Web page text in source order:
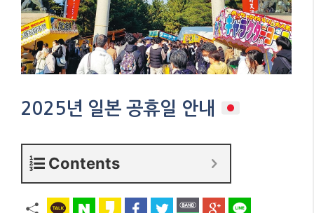
2025년 일본 공휴일 안내
Contents